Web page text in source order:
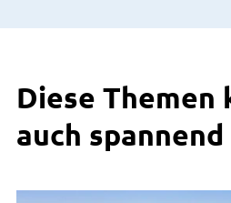
Diese Themen
auch